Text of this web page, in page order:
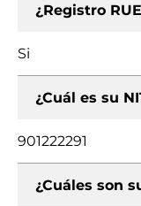
¿Registro
Si
¿Cuál es su
901222291
¿Cuáles son